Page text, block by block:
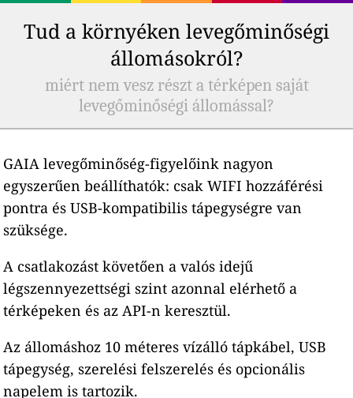
Tud a környéken levegőminőségi
állomásokról?
miért nem vesz részt a térképen saját
levegőminőségi állomással?
GAIA levegőminőség-figyelőink nagyon
egyszerűen beállíthatók: csak WIFI hozzáférési
pontra és USB-kompatibilis tápegységre van
szüksége.
A csatlakozást követően a valós idejű
légszennyezettségi szint azonnal elérhető a
térképeken és az API-n keresztül.
Az állomáshoz 10 méteres vízálló tápkábel, USB
tápegység, szerelési felszerelés és opcionális
napelem is tartozik.